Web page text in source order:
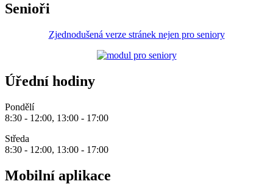
Senioři
Zjednodušená verze stránek nejen pro seniory
Úřední hodiny
Pondělí
8:30 - 12:00, 13:00 - 17:00
Středa
8:30 - 12:00, 13:00 - 17:00
Mobilní aplikace